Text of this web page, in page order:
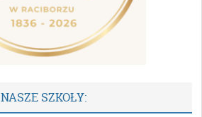
NASZE SZKOŁY: